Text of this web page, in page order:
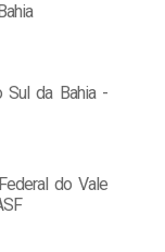
Sul da Bahia -
do Vale